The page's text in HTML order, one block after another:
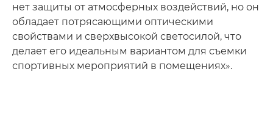
нет защиты от атмосферных воздействий, но он
обладает потрясающими оптическими
свойствами и сверхвысокой светосилой, что
делает его идеальным вариантом для съемки
спортивных мероприятий в помещениях».